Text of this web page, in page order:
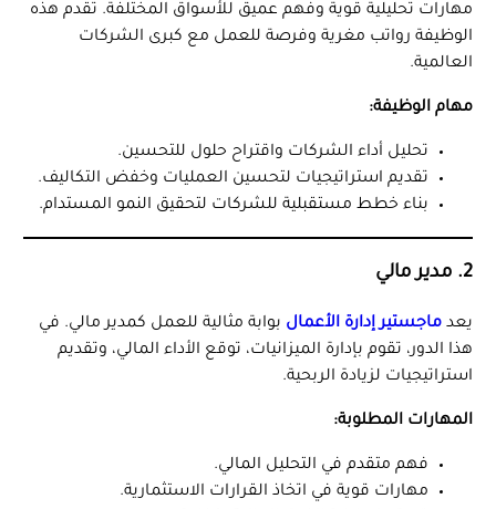
مهارات تحليلية قوية وفهم عميق للأسواق المختلفة. تقدم هذه
الوظيفة رواتب مغرية وفرصة للعمل مع كبرى الشركات
العالمية.
مهام الوظيفة:
تحليل أداء الشركات واقتراح حلول للتحسين.
تقديم استراتيجيات لتحسين العمليات وخفض التكاليف.
بناء خطط مستقبلية للشركات لتحقيق النمو المستدام.
2. مدير مالي
يعد ماجستير إدارة الأعمال بوابة مثالية للعمل كمدير مالي. في
هذا الدور، تقوم بإدارة الميزانيات، توقع الأداء المالي، وتقديم
استراتيجيات لزيادة الربحية.
المهارات المطلوبة:
فهم متقدم في التحليل المالي.
مهارات قوية في اتخاذ القرارات الاستثمارية.